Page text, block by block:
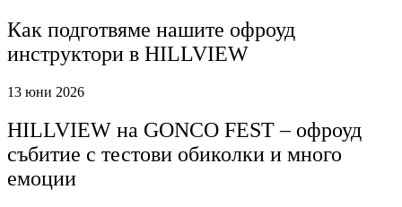
Как подготвяме нашите офроуд
инструктори в HILLVIEW
13 юни 2026
HILLVIEW на GONCO FEST – офроуд
събитие с тестови обиколки и много
емоции